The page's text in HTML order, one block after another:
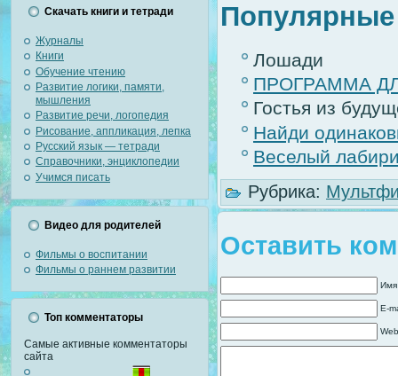
Скачать книги и тетради
Журналы
Книги
Обучение чтению
Развитие логики, памяти,
мышления
Развитие речи, логопедия
Рисование, аппликация, лепка
Русский язык — тетради
Справочники, энциклопедии
Учимся писать
Видео для родителей
Фильмы о воспитании
Фильмы о раннем развитии
Топ комментаторы
Самые активные комментаторы
сайта
Популярные
Лошади
ПРОГРАММА
Гостья из
Найди
Веселый
Рубрика:
Оставить
Имя
E-